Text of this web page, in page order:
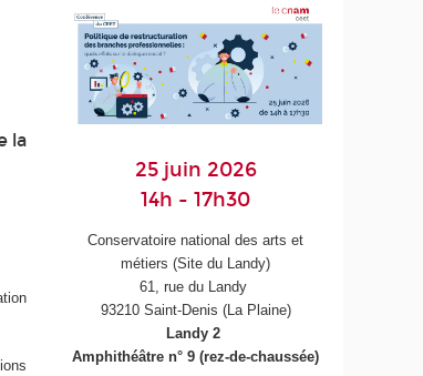
la
25 juin 2026
14h - 17h30
Conservatoire national des arts et
métiers (Site du Landy)
61, rue du Landy
93210 Saint-Denis (La Plaine)
Landy 2
Amphithéâtre n° 9 (rez-de-chaussée)